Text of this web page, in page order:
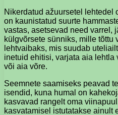
Nikerdatud ažuursetel lehtedel
on kaunistatud suurte
vastas, asetsevad need varrel,
külgvõrsete sünniks, mille tõttu
lehtvaibaks, mis suudab
inetuid ehitisi, varjata aia
või aia võre.
Seemnete saamiseks peavad
isendid, kuna humal on
kasvavad rangelt oma
kasvatamisel istutatakse ainult